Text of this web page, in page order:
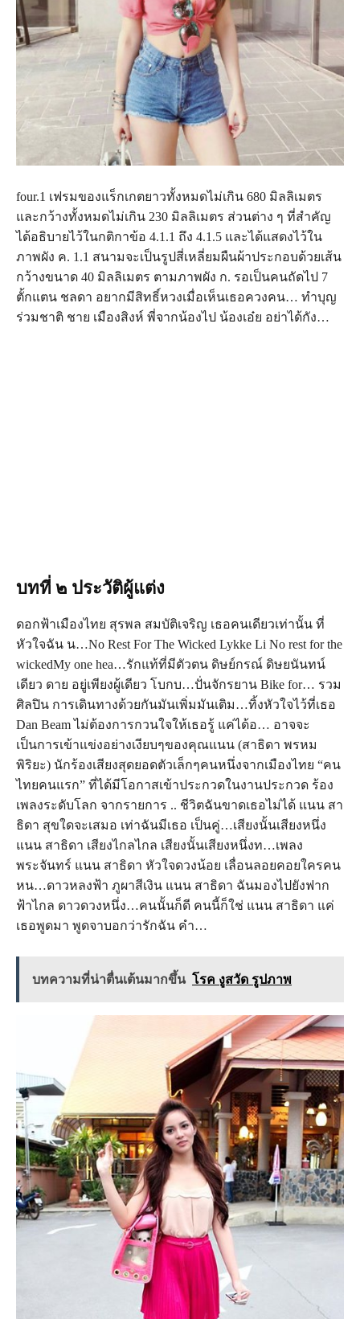
four.1 เฟรมของแร็กเกตยาวทั้งหมดไม่เกิน 680 มิลลิเมตร
และกว้างทั้งหมดไม่เกิน 230 มิลลิเมตร ส่วนต่าง ๆ ที่สำคัญ
ได้อธิบายไว้ในกติกาข้อ 4.1.1 ถึง 4.1.5 และได้แสดงไว้ใน
ภาพผัง ค. 1.1 สนามจะเป็นรูปสี่เหลี่ยมผืนผ้าประกอบด้วยเส้น
กว้างขนาด 40 มิลลิเมตร ตามภาพผัง ก. รอเป็นคนถัดไป 7
ตั้กแตน ชลดา อยากมีสิทธิ์หวงเมื่อเห็นเธอควงคน… ทำบุญ
ร่วมชาติ ชาย เมืองสิงห์ พี่จากน้องไป น้องเอ๋ย อย่าได้กัง…
บทที่ ๒ ประวัติผู้แต่ง
ดอกฟ้าเมืองไทย สุรพล สมบัติเจริญ เธอคนเดียวเท่านั้น ที่
หัวใจฉัน น…No Rest For The Wicked Lykke Li No rest for the
wickedMy one hea…รักแท้ที่มีตัวตน ดิษย์กรณ์ ดิษยนันทน์
เดียว ดาย อยู่เพียงผู้เดียว โบกบ…ปั่นจักรยาน Bike for… รวม
ศิลปิน การเดินทางด้วยกันมันเพิ่มมันเติม…ทิ้งหัวใจไว้ที่เธอ
Dan Beam ไม่ต้องการกวนใจให้เธอรู้ แค่ได้อ… อาจจะ
เป็นการเข้าแข่งอย่างเงียบๆของคุณแนน (สาธิดา พรหม
พิริยะ) นักร้องเสียงสุดยอดตัวเล็กๆคนหนึ่งจากเมืองไทย “คน
ไทยคนแรก” ที่ได้มีโอกาสเข้าประกวดในงานประกวด ร้อง
เพลงระดับโลก จากรายการ .. ชีวิตฉันขาดเธอไม่ได้ แนน สา
ธิดา สุขใดจะเสมอ เท่าฉันมีเธอ เป็นคู่…เสียงนั้นเสียงหนึ่ง
แนน สาธิดา เสียงไกลไกล เสียงนั้นเสียงหนึ่งท…เพลง
พระจันทร์ แนน สาธิดา หัวใจดวงน้อย เลื่อนลอยคอยใครคน
หน…ดาวหลงฟ้า ภูผาสีเงิน แนน สาธิดา ฉันมองไปยังฟาก
ฟ้าไกล ดาวดวงหนึ่ง…คนนั้นก็ดี คนนี้ก็ใช่ แนน สาธิดา แค่
เธอพูดมา พูดจาบอกว่ารักฉัน คำ…
บทความที่น่าตื่นเต้นมากขึ้น โรค งูสวัด รูปภาพ